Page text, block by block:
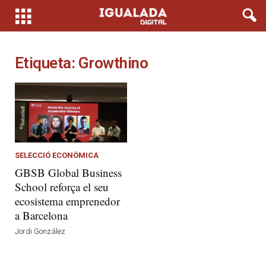
Etiqueta: Growthino
SELECCIÓ ECONÒMICA
GBSB Global Business
School reforça el seu
ecosistema emprenedor
a Barcelona
Jordi González